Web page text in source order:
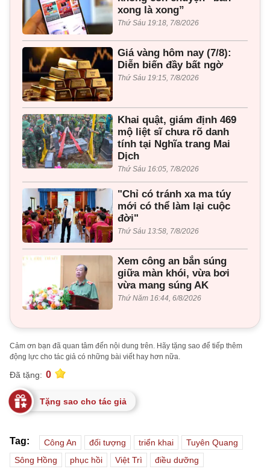
xong là xong”
Thứ Sáu 19:18, 7/8/2026
Giá vàng hôm nay (7/8):
Diễn biến đầy bất ngờ
Thứ Sáu 19:15, 7/8/2026
Khai quật, giám định 469
mộ liệt sĩ chưa rõ danh
tính tại Nghĩa trang Mai
Dịch
Thứ Sáu 16:05, 7/8/2026
"Chỉ có tránh xa ma túy
mới có thể làm lại cuộc
đời"
Thứ Sáu 13:58, 7/8/2026
Xem công an bắn súng
giữa màn khói, vừa bơi
vừa mang súng AK
Thứ Năm 16:44, 6/8/2026
Cảm ơn bạn đã quan tâm đến nội dung trên. Hãy tặng sao để tiếp thêm
động lực cho tác giả có những bài viết hay hơn nữa.
Đã tặng: 0
Tặng sao cho tác giả
Tag: Công An đối tượng triển khai
Tuyên Quang
Sông Hồng
phục hồi Việt Trì
điều dưỡng